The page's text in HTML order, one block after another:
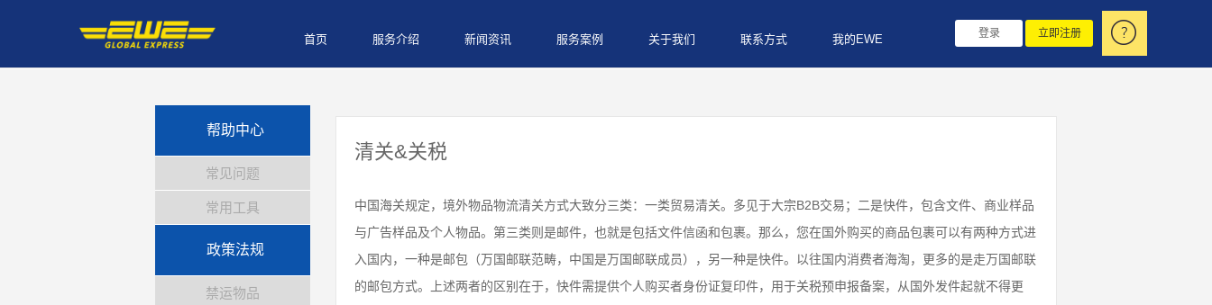
首页 服务介绍 新闻资讯 服务案例 关于我们 联系方式 我的EWE 登录 立即注册
帮助中心
常见问题
常用工具
政策法规
禁运物品
清关&关税
中国海关规定，境外物品物流清关方式大致分三类：一类贸易清关。多见于大宗B2B交易；二是快件，包含文件、商业样品
与广告样品及个人物品。第三类则是邮件，也就是包括文件信函和包裹。那么，您在国外购买的商品包裹可以有两种方式进
入国内，一种是邮包（万国邮联范畴，中国是万国邮联成员），另一种是快件。以往国内消费者海淘，更多的是走万国邮联
的邮包方式。上述两者的区别在于，快件需提供个人购买者身份证复印件，用于关税预申报备案，从国外发件起就不得更